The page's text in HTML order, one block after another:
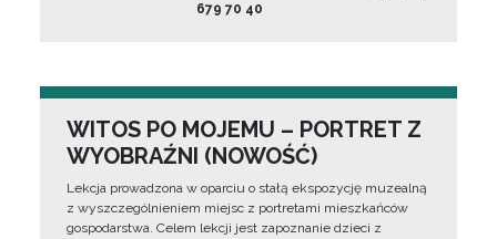
679 70 40
WITOS PO MOJEMU – PORTRET Z
WYOBRAŹNI (NOWOŚĆ)
Lekcja prowadzona w oparciu o stałą ekspozycję muzealną
z wyszczególnieniem miejsc z portretami mieszkańców
gospodarstwa. Celem lekcji jest zapoznanie dzieci z